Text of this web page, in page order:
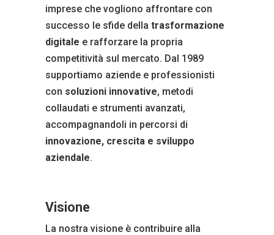
imprese che vogliono affrontare con
successo le sfide della trasformazione
digitale e rafforzare la propria
competitività sul mercato. Dal 1989
supportiamo aziende e professionisti
con soluzioni innovative, metodi
collaudati e strumenti avanzati,
accompagnandoli in percorsi di
innovazione, crescita e sviluppo
aziendale.
Visione
La nostra visione è contribuire alla